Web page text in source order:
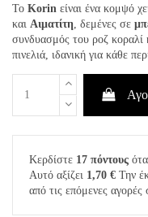
Το Korinείναι ένα κομψό
και Αιματίτη, δεμένες σε
συνδυασμός του ροζ κοραλί
πινελιά, ιδανική για κάθε
Κερδίστε 17 πόντους
Αυτό αξίζει 1,70 €Την
από τις επόμενες αγορές